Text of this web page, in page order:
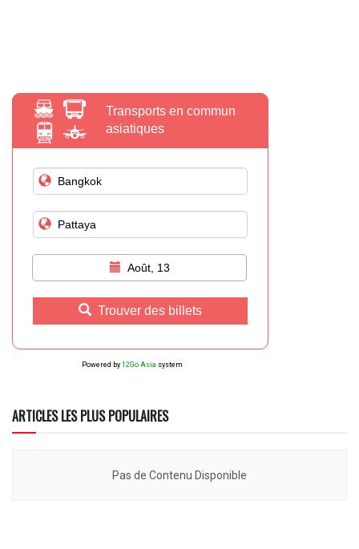
Transports en commun
asiatiques
Août, 13
Trouver des billets
Powered by 12Go Asia system
ARTICLES LES PLUS POPULAIRES
Pas de Contenu Disponible